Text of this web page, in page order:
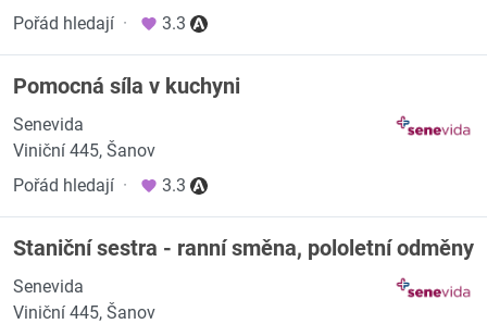
Pořád hledají · 3.3
Pomocná síla v kuchyni
Senevida
Viniční 445, Šanov
Pořád hledají · 3.3
Staniční sestra - ranní směna, pololetní odměny
Senevida
Viniční 445, Šanov